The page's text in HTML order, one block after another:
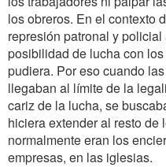
los obreros. En el contexto
represión patronal y
posibilidad de lucha con
pudiera. Por eso cuando
llegaban al límite de la
cariz de la lucha, se
hiciera extender al resto
normalmente eran los
empresas, en las iglesias.